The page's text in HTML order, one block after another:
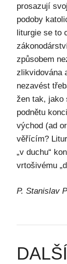
prosazují
podoby
liturgie se to
způsobem
zlikvidována
nezavést
žen tak, jako
podnětu
východ (ad
věřícím?
„v duchu“
vrtošivému
P. Stanislav